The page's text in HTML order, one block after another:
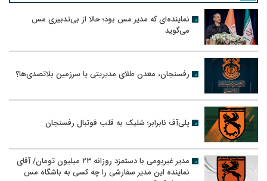
نماینده‌ای که مدیر مس بود؛ حالا از بی‌تدبیری مس
می‌گوید
رفسنجان، معدن طلای مدیریتی یا سرزمین بلاتصدی‌ها؟
پلی‌آف نابرابر؛ شلیک به قلب فوتبال رفسنجان
مدیر غیربومی با دستمزد روزانه ۲۳ میلیون تومان/ آقای
نماینده این مدیر سفارشی را چه کسی به باشگاه مس